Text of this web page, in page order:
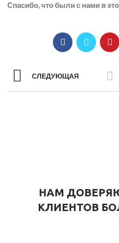
Спасибо, что были с нами в
СЛЕДУЮЩАЯ
НАМ
КЛИЕНТОВ